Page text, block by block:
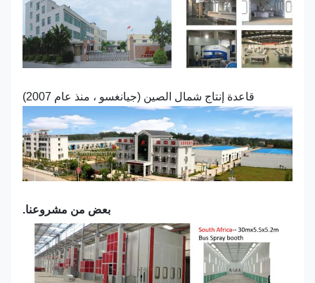
قاعدة إنتاج شمال الصين (جيانغسو ، منذ عام 2007)
بعض من مشروعنا.